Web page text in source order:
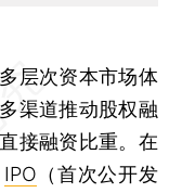
层次资本市场体
渠道推动股权融
接融资比重。在
IPO （首次公开发